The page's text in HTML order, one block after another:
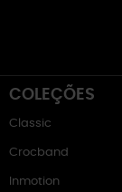
COLEÇÕES
Classic
Crocband
Inmotion